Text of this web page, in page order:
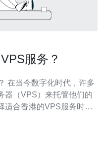
服务？
器（VPS）来托管他们的
适合香港的VPS服务时，